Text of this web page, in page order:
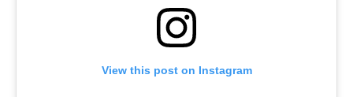
View this post on Instagram